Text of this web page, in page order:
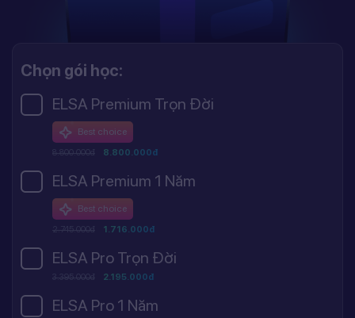
Chọn gói học:
ELSA Premium Trọn Đời
Best choice
8.800.000đ 8.800.000đ
ELSA Premium 1 Năm
Best choice
2.745.000đ 1.716.000đ
ELSA Pro Trọn Đời
3.395.000đ 2.195.000đ
ELSA Pro 1 Năm